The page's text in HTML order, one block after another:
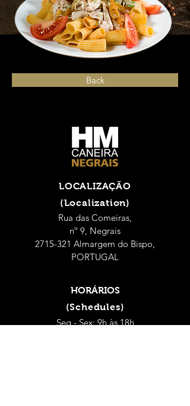
Back
LOCALIZAÇÃO
(Localization)
Rua das Comeiras,
nº 9, Negrais
2715-321 Almargem do Bispo,
PORTUGAL
HORÁRIOS
(Schedules)
Seg - Sex: 9h às 18h